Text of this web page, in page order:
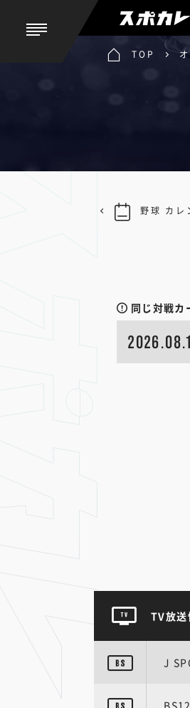
TOP
同じ対戦カ
野球 カレ
TV放送
J